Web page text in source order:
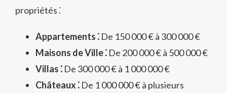
propriétés ⁚
Appartements ⁚ De 150 000 € à 300 000 €
Maisons de Ville ⁚ De 200 000 € à 500 000 €
Villas ⁚ De 300 000 € à 1 000 000 €
Châteaux ⁚ De 1 000 000 € à plusieurs